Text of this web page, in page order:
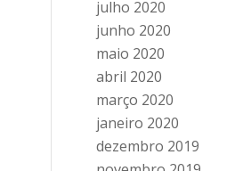
julho 2020
junho 2020
maio 2020
abril 2020
março 2020
janeiro 2020
dezembro 2019